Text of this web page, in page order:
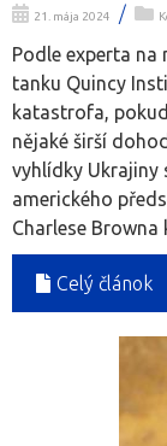
21. mája 2024 /
Podle experta
tanku Quincy
katastrofa,
nějaké širší
vyhlídky Ukrajiny
amerického
Charlese Browna
Celý článok